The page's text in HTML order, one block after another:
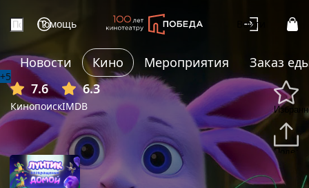
Помощь Войти
Новости Кино Мероприятия
Заказ
7.6
Кинопоиск
6.3
IMDB
+5